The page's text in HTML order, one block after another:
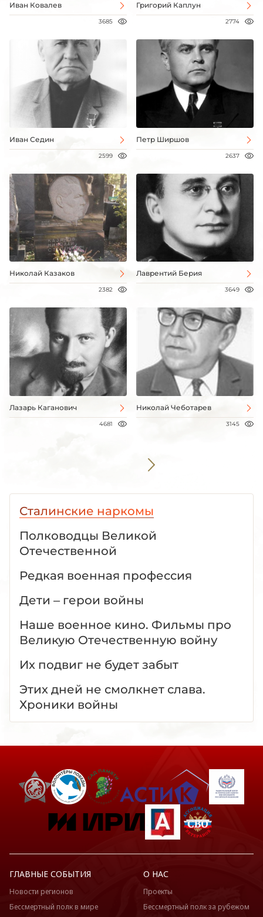
Иван Ковалев
3685
Григорий Каплун
2774
Иван Седин
2599
Петр Ширшов
2637
Николай Казаков
2382
Лаврентий Берия
3649
Лазарь Каганович
4681
Николай Чеботарев
3145
Сталинские наркомы
Полководцы Великой
Отечественной
Редкая военная профессия
Дети – герои войны
Наше военное кино. Фильмы про
Великую Отечественную войну
Их подвиг не будет забыт
Этих дней не смолкнет слава.
Хроники войны
ГЛАВНЫЕ СОБЫТИЯ
Новости регионов
Бессмертный полк в мире
О НАС
Проекты
Бессмертный полк за рубежом